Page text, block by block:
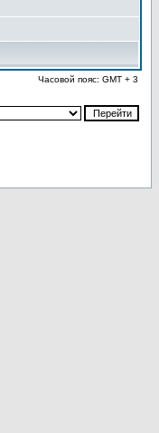
Часовой пояс: GMT + 3